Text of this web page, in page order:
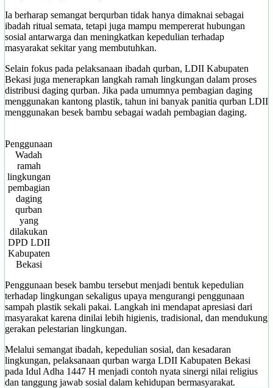
Ia berharap semangat berqurban tidak hanya dimaknai sebagai
ibadah ritual semata, tetapi juga mampu mempererat hubungan
sosial antarwarga dan meningkatkan kepedulian terhadap
masyarakat sekitar yang membutuhkan.
Selain fokus pada pelaksanaan ibadah qurban, LDII Kabupaten
Bekasi juga menerapkan langkah ramah lingkungan dalam proses
distribusi daging qurban. Jika pada umumnya pembagian daging
menggunakan kantong plastik, tahun ini banyak panitia qurban LDII
menggunakan besek bambu sebagai wadah pembagian daging.
Penggunaan
Wadah
ramah
lingkungan
pembagian
daging
qurban
yang
dilakukan
DPD LDII
Kabupaten
Bekasi
Penggunaan besek bambu tersebut menjadi bentuk kepedulian
terhadap lingkungan sekaligus upaya mengurangi penggunaan
sampah plastik sekali pakai. Langkah ini mendapat apresiasi dari
masyarakat karena dinilai lebih higienis, tradisional, dan mendukung
gerakan pelestarian lingkungan.
Melalui semangat ibadah, kepedulian sosial, dan kesadaran
lingkungan, pelaksanaan qurban warga LDII Kabupaten Bekasi
pada Idul Adha 1447 H menjadi contoh nyata sinergi nilai religius
dan tanggung jawab sosial dalam kehidupan bermasyarakat.